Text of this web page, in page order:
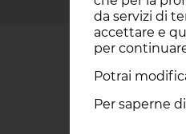
da servizi di
accettare e
per
Potrai
Per saperne